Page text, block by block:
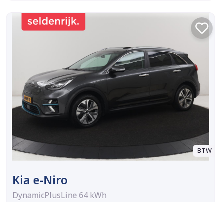
BTW
Kia e-Niro
DynamicPlusLine 64 kWh